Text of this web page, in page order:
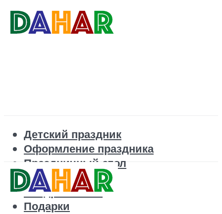
Детский праздник
Оформление праздника
Праздничный стол
Корпоратив
Поздравления
Подарки